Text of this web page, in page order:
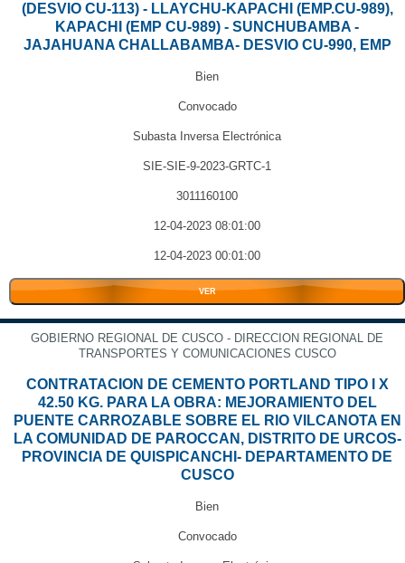
(DESVIO CU-113) - LLAYCHU-KAPACHI (EMP.CU-989),
KAPACHI (EMP CU-989) - SUNCHUBAMBA -
JAJAHUANA CHALLABAMBA- DESVIO CU-990, EMP
Bien
Convocado
Subasta Inversa Electrónica
SIE-SIE-9-2023-GRTC-1
3011160100
12-04-2023 08:01:00
12-04-2023 00:01:00
VER
GOBIERNO REGIONAL DE CUSCO - DIRECCION REGIONAL DE
TRANSPORTES Y COMUNICACIONES CUSCO
CONTRATACION DE CEMENTO PORTLAND TIPO I X
42.50 KG. PARA LA OBRA: MEJORAMIENTO DEL
PUENTE CARROZABLE SOBRE EL RIO VILCANOTA EN
LA COMUNIDAD DE PAROCCAN, DISTRITO DE URCOS-
PROVINCIA DE QUISPICANCHI- DEPARTAMENTO DE
CUSCO
Bien
Convocado